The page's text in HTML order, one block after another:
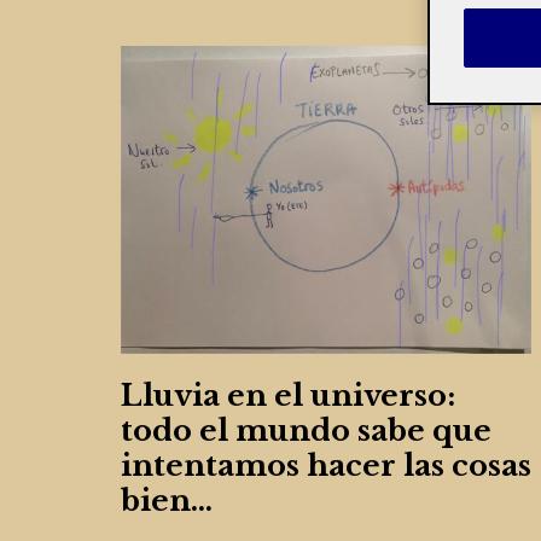
Lluvia en el universo:
todo el mundo sabe que
intentamos hacer las cosas
bien…